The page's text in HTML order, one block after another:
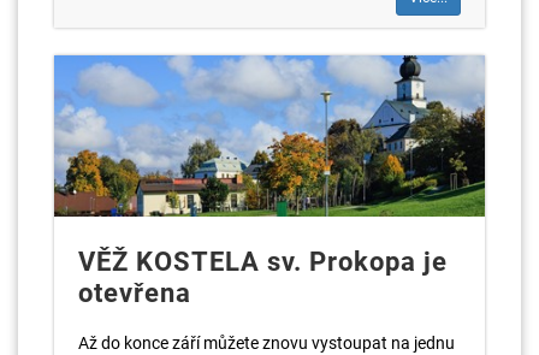
VĚŽ KOSTELA sv. Prokopa je
otevřena
Až do konce září můžete znovu vystoupat na jednu